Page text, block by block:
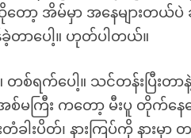
ာဆိုတော့ အိမ်မှာ အနေမျာ
ခဲ့တာပေါ့။ ဟုတ်ပါတယ်။
စ်ရက်ပေါ့။ သင်တန်းပြီးတ
မကြီး ကတော့ မီးပူ တိုက်နေလ
းပိတ်၊ နားကြပ်ကို နားမှာ